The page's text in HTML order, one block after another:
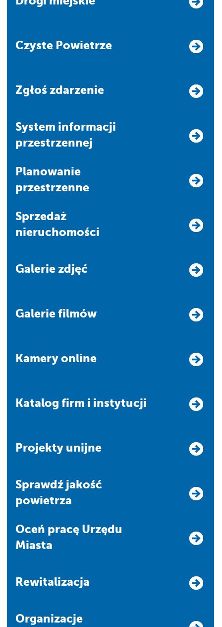
Czyste Powietrze
Zgłoś zdarzenie
system informacji
przestrzennej
Planowanie
przestrzenne
Sprzedaż
nieruchomości
Galerie zdjęć
Galerie filmów
Kamery online
Katalog firm i instytucji
Projekty unijne
Sprawdź jakość
powietrza
Oceń pracę Urzędu
Miasta
Rewitalizacja
Organizacje